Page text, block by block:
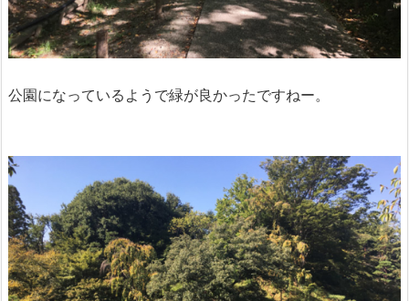
公園になっているようで緑が良かったですねー。